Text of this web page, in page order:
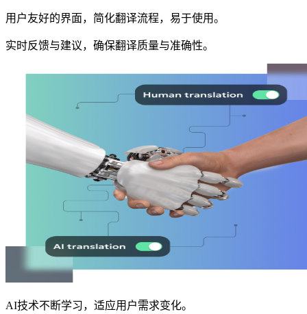
用户友好的界面，简化翻译流程，易于使用。
实时反馈与建议，确保翻译质量与准确性。
AI技术不断学习，适应用户需求变化。